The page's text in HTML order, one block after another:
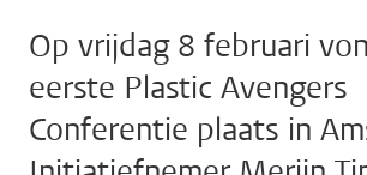
Op vrijdag 8 februari
eerste Plastic Avengers
Conferentie plaats in